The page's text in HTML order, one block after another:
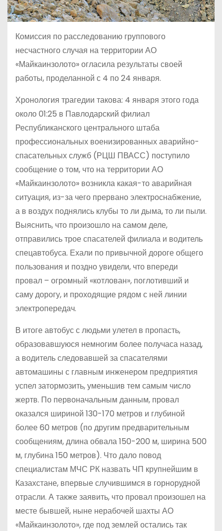
Комиссия по расследованию группового
несчастного случая на территории АО
«Майкаинзолото» огласила результаты своей
работы, проделанной с 4 по 24 января.
Хронология трагедии такова: 4 января этого года
около 01:25 в Павлодарский филиал
Республиканского центрального штаба
профессиональных военизированных аварийно-
спасательных служб (РЦШ ПВАСС) поступило
сообщение о том, что на территории АО
«Майкаинзолото» возникла какая-то аварийная
ситуация, из-за чего прервано электроснабжение,
а в воздух поднялись клубы то ли дыма, то ли пыли.
Выяснить, что произошло на самом деле,
отправились трое спасателей филиала и водитель
спецавтобуса. Ехали по привычной дороге общего
пользования и поздно увидели, что впереди
провал – огромный «котлован», поглотивший и
саму дорогу, и проходящие рядом с ней линии
электропередач.
В итоге автобус с людьми улетел в пропасть,
образовавшуюся немногим более получаса назад,
а водитель следовавшей за спасателями
автомашины с главным инженером предприятия
успел затормозить, уменьшив тем самым число
жертв. По первоначальным данным, провал
оказался шириной 130-170 метров и глубиной
более 60 метров (по другим предварительным
сообщениям, длина обвала 150-200 м, ширина 500
м, глубина 150 метров). Что дало повод
специалистам МЧС РК назвать ЧП крупнейшим в
Казахстане, впервые случившимся в горнорудной
отрасли. А также заявить, что провал произошел на
месте бывшей, ныне нерабочей шахты АО
«Майкаинзолото», где под землей остались так